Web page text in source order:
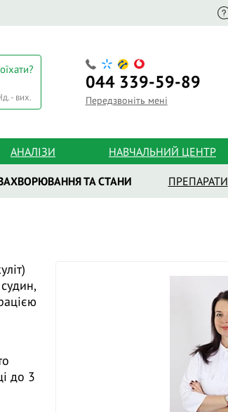
- вих.
044339-59-89
Передзвоніть мені
АНАЛІЗИ НАВЧАЛЬНИЙ ЦЕНТР
ТА СТАНИ ПРЕПАРАТИ
до 3